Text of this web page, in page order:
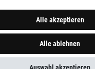
Alle akzeptieren
Alle ablehnen
Auswahl akzeptieren